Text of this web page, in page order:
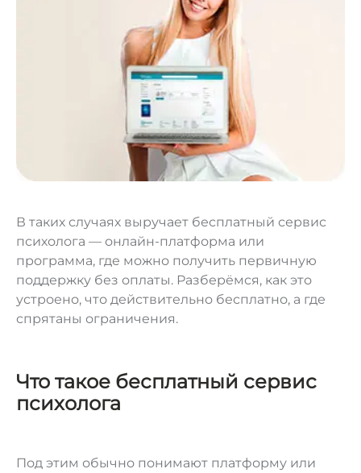
В таких случаях выручает бесплатный сервис
психолога — онлайн-платформа или
программа, где можно получить первичную
поддержку без оплаты. Разберёмся, как это
устроено, что действительно бесплатно, а где
спрятаны ограничения.
Что такое бесплатный сервис
психолога
Под этим обычно понимают платформу или